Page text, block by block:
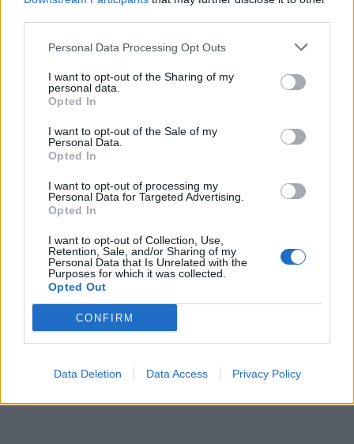
Personal Data Processing Opt Outs
I want to opt-out of the Sharing of my
personal data.
Opted In
I want to opt-out of the Sale of my
Personal Data.
Opted In
I want to opt-out of processing my
Personal Data for Targeted Advertising.
Opted In
I want to opt-out of Collection, Use,
Retention, Sale, and/or Sharing of my
Personal Data that Is Unrelated with the
Purposes for which it was collected.
Opted Out
CONFIRM
Data Deletion Data Access Privacy Policy
Jūsų vardas
Komentaras
Sutinku sutaisyklėmis
This site is protected by
reCAPTCHA and the Google
Privacy PolicyandTerms of
apply.